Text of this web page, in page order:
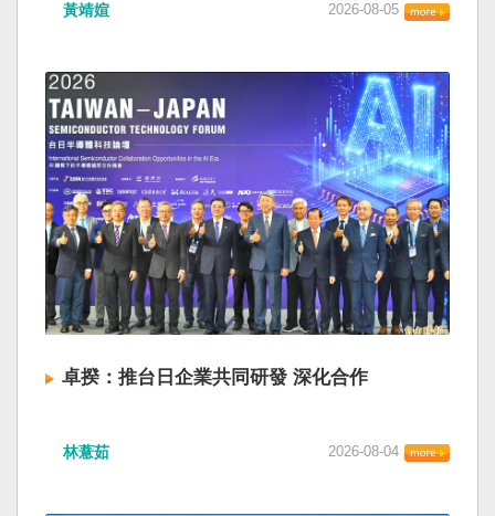
黃靖媗 2026-08-05
卓揆：推台日企業共同研發 深化合作
林薏茹 2026-08-04